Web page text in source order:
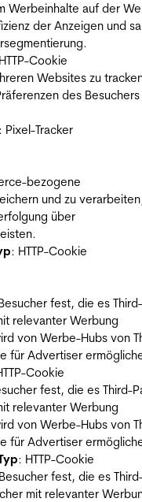
Werbeinhalte auf der
der Anzeigen und
Cookie
Websites zu
des Besuchers
: Pixel-Tracker
bezogene
und zu
über
: HTTP-Cookie
fest, die es
relevanter Werbung
von Werbe-Hubs von
für Advertiser
Cookie
fest, die es Third-
relevanter Werbung
von Werbe-Hubs von
für Advertiser
: HTTP-Cookie
fest, die es
mit relevanter